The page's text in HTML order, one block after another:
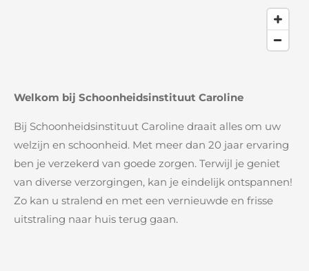
Welkom bij Schoonheidsinstituut Caroline
Bij Schoonheidsinstituut Caroline draait alles om uw
welzijn en schoonheid. Met meer dan 20 jaar ervaring
ben je verzekerd van goede zorgen. Terwijl je geniet
van diverse verzorgingen, kan je eindelijk ontspannen!
Zo kan u stralend en met een vernieuwde en frisse
uitstraling naar huis terug gaan.